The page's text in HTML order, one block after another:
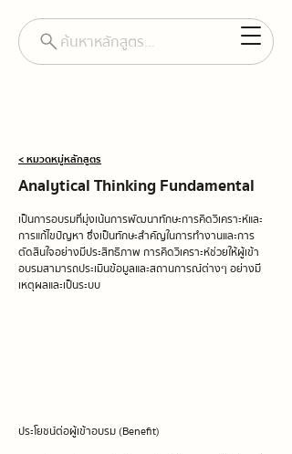
ค้นหาหลักสูตร...
< หมวดหมู่หลักสูตร
Analytical Thinking Fundamental
เป็นการอบรมที่มุ่งเน้นการพัฒนาทักษะการคิดวิเคราะห์และ
การแก้ไขปัญหา ซึ่งเป็นทักษะสำคัญในการทำงานและการ
ตัดสินใจอย่างมีประสิทธิภาพ การคิดวิเคราะห์ช่วยให้ผู้เข้า
อบรมสามารถประเมินข้อมูลและสถานการณ์ต่างๆ อย่างมี
เหตุผลและเป็นระบบ
ประโยชน์ต่อผู้เข้าอบรม (Benefit)